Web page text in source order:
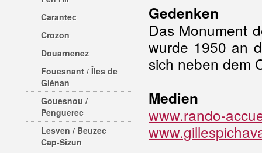
Carantec
Crozon
Douarnenez
Fouesnant / Îles de
Glénan
Gouesnou /
Penguerec
Lesven / Beuzec
Cap-Sizun
Gedenken
Das Monument
wurde 1950 an
sich neben dem
Medien
www.rando-